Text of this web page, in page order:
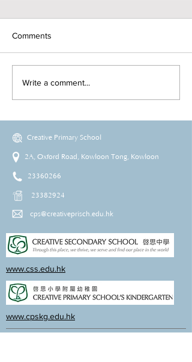
Comments
Write a comment...
Creative Primary School
2A, Oxford Road, Kowloon Tong, Kowloon
23360266
23382924
cps@creativeprisch.edu.hk
www.css.edu.hk
www.cpskg.edu.hk